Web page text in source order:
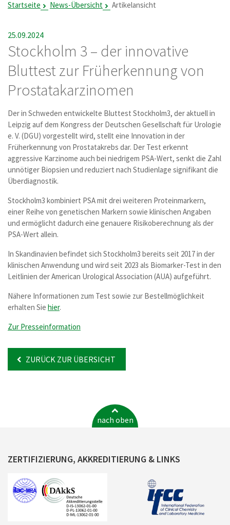
Startseite News-Übersicht Artikelansicht
25.09.2024
Stockholm 3 – der innovative
Bluttest zur Früherkennung von
Prostatakarzinomen
Der in Schweden entwickelte Bluttest Stockholm3, der aktuell in
Leipzig auf dem Kongress der Deutschen Gesellschaft für Urologie
e. V. (DGU) vorgestellt wird, stellt eine Innovation in der
Früherkennung von Prostatakrebs dar. Der Test erkennt
aggressive Karzinome auch bei niedrigem PSA-Wert, senkt die Zahl
unnötiger Biopsien und reduziert nach Studienlage signifikant die
Überdiagnostik.
Stockholm3 kombiniert PSA mit drei weiteren Proteinmarkern,
einer Reihe von genetischen Markern sowie klinischen Angaben
und ermöglicht dadurch eine genauere Risikoberechnung als der
PSA-Wert allein.
In Skandinavien befindet sich Stockholm3 bereits seit 2017 in der
klinischen Anwendung und wird seit 2023 als Biomarker-Test in den
Leitlinien der American Urological Association (AUA) aufgeführt.
Nähere Informationen zum Test sowie zur Bestellmöglichkeit
erhalten Sie hier.
Zur Presseinformation
ZURÜCK ZUR ÜBERSICHT
nach oben
ZERTIFIZIERUNG, AKKREDITIERUNG & LINKS